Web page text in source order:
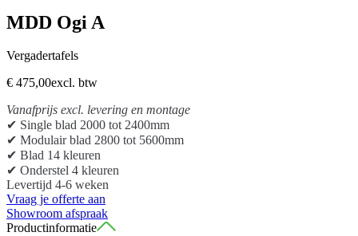
MDD Ogi A
Vergadertafels
€ 475,00excl. btw
Vanafprijs excl. levering en montage
✔ Single blad 2000 tot 2400mm
✔ Modulair blad 2800 tot 5600mm
✔ Blad 14 kleuren
✔ Onderstel 4 kleuren
Levertijd 4-6 weken
Vraag je offerte aan
Showroom afspraak
Productinformatie